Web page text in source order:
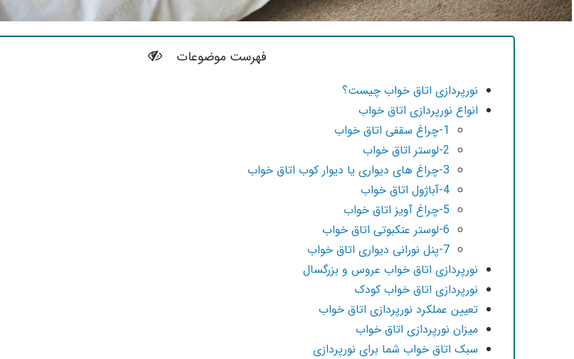
فهرست موضوعات
نورپردازی اتاق خواب چیست؟
انواع نورپردازی اتاق خواب
1-چراغ سقفی اتاق خواب
2-لوستر اتاق خواب
3-چراغ های دیواری یا دیوار کوب اتاق خواب
4-آباژول اتاق خواب
5-چراغ آویز اتاق خواب
6-لوستر عنکبوتی اتاق خواب
7-پنل نورانی دیواری اتاق خواب
نورپردازی اتاق خواب عروس و بزرگسال
نورپردازی اتاق خواب کودک
تعیین عملکرد نورپردازی اتاق خواب
میزان نورپردازی اتاق خواب
سبک اتاق خواب شما برای نورپردازی